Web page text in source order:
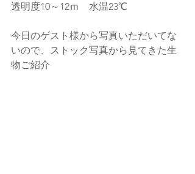
透明度10～12ｍ　水温23℃
今日のゲスト様から写真いただいてな
いので、ストック写真から見てきた生
物ご紹介